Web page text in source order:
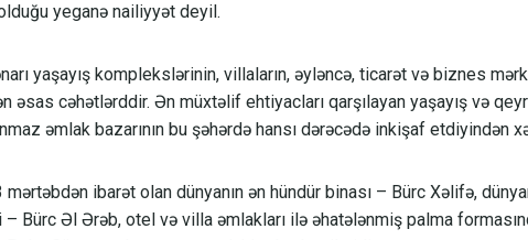
yeganə nailiyyət deyil.
yaşayış komplekslərinin, villaların, əyləncə, ticarət və biznes
əsas cəhətlərddir. Ən müxtəlif ehtiyacları qarşılayan yaşayış və
əmlak bazarının bu şəhərdə hansı dərəcədə inkişaf etdiyindən
ibarət olan dünyanın ən hündür binası – Bürc Xəlifə,
Bürc Əl Ərəb, otel və villa əmlakları ilə əhatələnmiş palma